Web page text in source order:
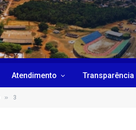
Atendimento Transparência
» 3